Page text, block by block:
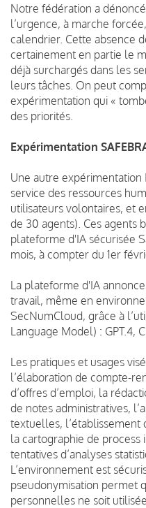
Notre fédération a
l’urgence, à marche
calendrier. Cette absence
certainement en partie le
déjà surchargés dans les
leurs tâches. On peut
expérimentation qui «
des priorités.
Expérimentation
Une autre expérimentation
service des ressources
utilisateurs volontaires, et
de 30 agents). Ces agents
plateforme d'IA sécurisée
mois, à compter du 1er
La plateforme d'IA
travail, même en
SecNumCloud, grâce à
Language Model) : GPT.4,
Les pratiques et usages
l’élaboration de compte-
d’offres d’emploi, la
de notes administratives,
textuelles, l’établissement
la cartographie de process
tentatives d’analyses
L’environnement est
pseudonymisation permet
personnelles ne soit utilisée.